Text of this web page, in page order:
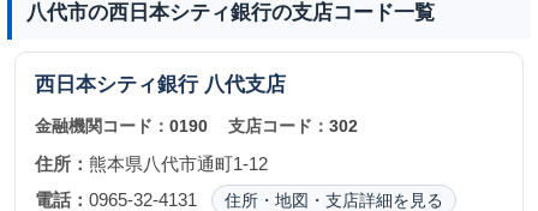
八代市の西日本シティ銀行の支店コード一覧
西日本シティ銀行 八代支店
金融機関コード： 0190 支店コード：302
住所： 熊本県八代市通町1-12
電話： 0965-32-4131 住所・地図・支店詳細を見る